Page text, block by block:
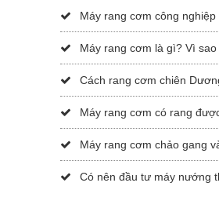
Máy rang cơm công
Máy rang cơm là gì? Vì
Cách rang cơm chiên
Máy rang cơm có rang
Máy rang cơm chảo gang
Có nên đầu tư máy nướng